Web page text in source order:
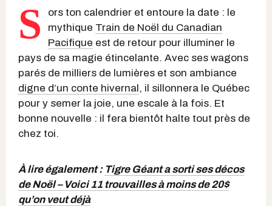
S
ors ton calendrier et entoure la date : le
mythique Train de Noël du Canadian
Pacifique est de retour pour illuminer le
pays de sa magie étincelante. Avec ses wagons
parés de milliers de lumières et son ambiance
digne d’un conte hivernal, il sillonnera le Québec
pour y semer la joie, une escale à la fois. Et
bonne nouvelle : il fera bientôt halte tout près de
chez toi.
À lire également : Tigre Géant a sorti ses décos
de Noël – Voici 11 trouvailles à moins de 20$
qu’on veut déjà